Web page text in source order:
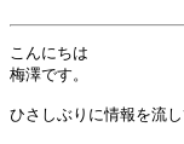
こんにちは
梅澤です。
ひさしぶりに情報を流し